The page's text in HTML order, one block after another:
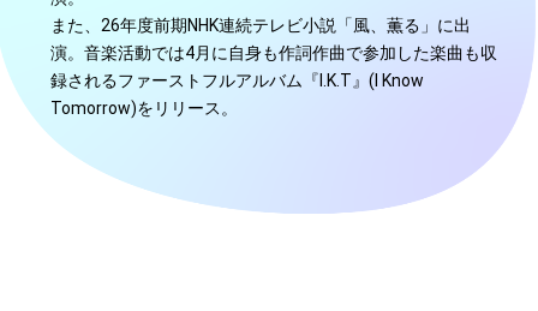
また、26年度前期NHK連続テレビ小説「風、薫る」に出
演。音楽活動では4月に自身も作詞作曲で参加した楽曲も収
録されるファーストフルアルバム『I.K.T』(I Know
Tomorrow)をリリース。